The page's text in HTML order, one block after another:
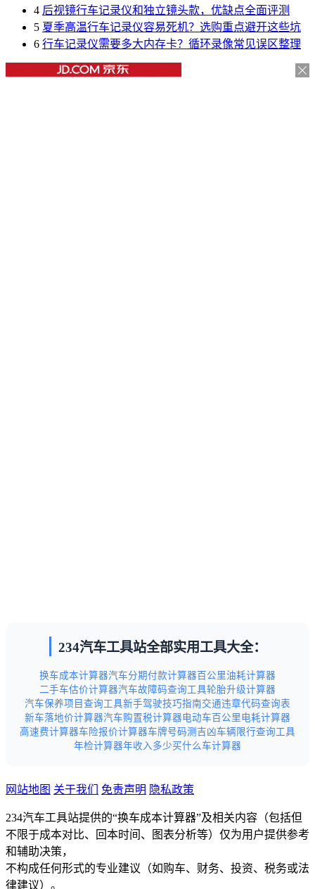
4 后视镜行车记录仪和独立镜头款，优缺点全面评测
5 夏季高温行车记录仪容易死机？选购重点避开这些坑
6 行车记录仪需要多大内存卡？循环录像常见误区整理
234汽车工具站全部实用工具大全：
换车成本计算器汽车分期付款计算器百公里油耗计算器
二手车估价计算器汽车故障码查询工具轮胎升级计算器
汽车保养项目查询工具新手驾驶技巧指南交通违章代码查询表
新车落地价计算器汽车购置税计算器电动车百公里电耗计算器
高速费计算器车险报价计算器车牌号码测吉凶车辆限行查询工具
年检计算器年收入多少买什么车计算器
网站地图 关于我们 免责声明 隐私政策
234汽车工具站提供的“换车成本计算器”及相关内容（包括但
不限于成本对比、回本时间、图表分析等）仅为用户提供参考
和辅助决策，
不构成任何形式的专业建议（如购车、财务、投资、税务或法
律建议）。